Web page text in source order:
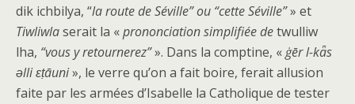
dik ichbilya, “la route de Séville” ou “cette Séville”» et
Tiwliwlaserait la «prononciation simplifiée detwulliw
lha, “vous y retournerez”». Dans la comptine, «ġēr l-kǟs
ǝlli ɛṭāuni», le verre qu’on a fait boire, ferait allusion
faite par les armées d’Isabelle la Catholique de tester